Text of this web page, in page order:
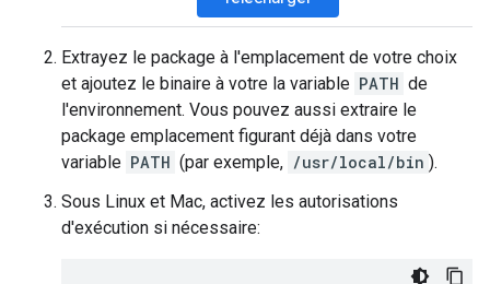
Extrayez le package à l'emplacement de votre choix
et ajoutez le binaire à votre la variable PATH de
l'environnement. Vous pouvez aussi extraire le
package emplacement figurant déjà dans votre
variable PATH (par exemple, /usr/local/bin ).
Sous Linux et Mac, activez les autorisations
d'exécution si nécessaire: